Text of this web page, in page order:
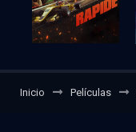
Inicio Películas